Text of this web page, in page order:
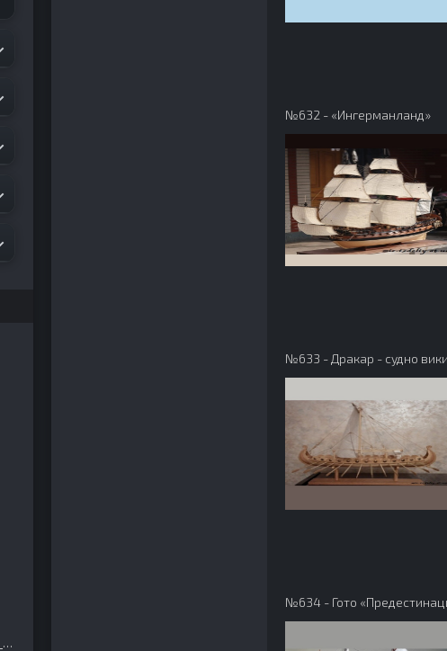
№632 - «Ингерманланд»
№633 - Дракар - судно
№634 - Гото